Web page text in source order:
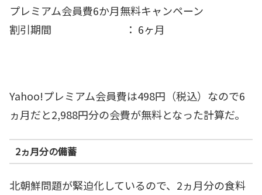
プレミアム会員費6か月無料キャンペーン
割引期間 ： 6ヶ月
Yahoo!プレミアム会員費は498円（税込）なので6
ヵ月だと2,988円分の会費が無料となった計算だ。
2ヵ月分の備蓄
北朝鮮問題が緊迫化しているので、2ヵ月分の食料